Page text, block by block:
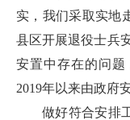
实，我们采取实地
县区开展退役士兵
安置中存在的问题
2019年以来由政府
做好符合安排